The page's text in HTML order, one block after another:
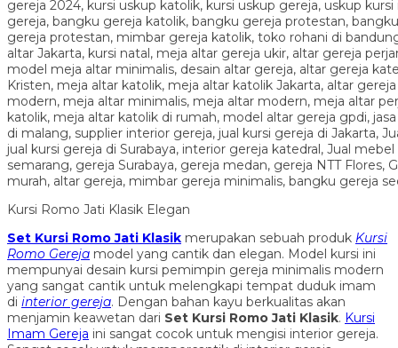
Kursi Romo Jati Klasik Elegan
Set Kursi Romo Jati Klasik merupakan sebuah produk Kursi
Romo Gereja model yang cantik dan elegan. Model kursi ini
mempunyai desain kursi pemimpin gereja minimalis modern
yang sangat cantik untuk melengkapi tempat duduk imam
di interior gereja. Dengan bahan kayu berkualitas akan
menjamin keawetan dari Set Kursi Romo Jati Klasik. Kursi
Imam Gereja ini sangat cocok untuk mengisi interior gereja.